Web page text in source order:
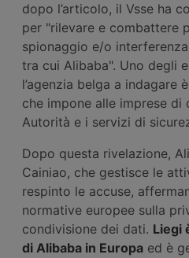
dopo l’articolo, il Vsse ha
per "rilevare e combattere
spionaggio e/o
tra cui Alibaba". Uno degli
l’agenzia belga a indagare
che impone alle imprese
Autorità e i servizi di
Dopo questa rivelazione,
Cainiao, che gestisce le
respinto le accuse,
normative europee sulla
condivisione dei dati. Liegi
di Alibaba in Europa ed è